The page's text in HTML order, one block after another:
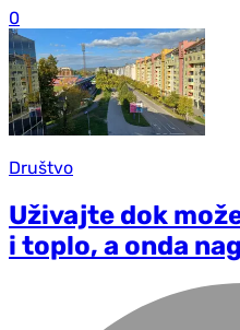
0
Društvo
Uživajte dok
i toplo, a onda